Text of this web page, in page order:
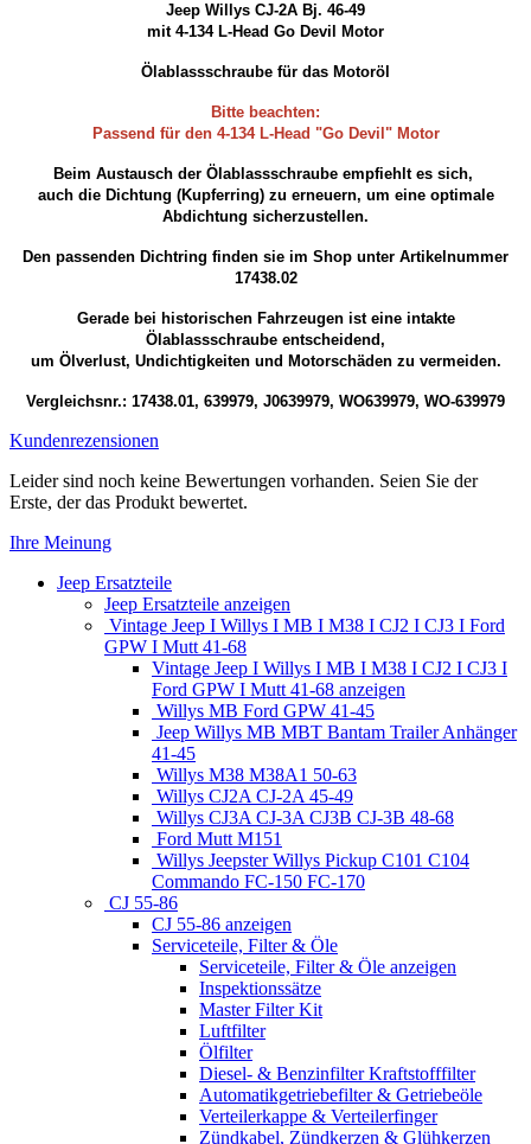
Jeep Willys CJ-2A Bj. 46-49
mit 4-134 L-Head Go Devil Motor
Ölablassschraube für das Motoröl
Bitte beachten:
Passend für den 4-134 L-Head "Go Devil" Motor
Beim Austausch der Ölablassschraube empfiehlt es sich,
auch die Dichtung (Kupferring) zu erneuern, um eine optimale
Abdichtung sicherzustellen.
Den passenden Dichtring finden sie im Shop unter Artikelnummer
17438.02
Gerade bei historischen Fahrzeugen ist eine intakte
Ölablassschraube entscheidend,
um Ölverlust, Undichtigkeiten und Motorschäden zu vermeiden.
Vergleichsnr.: 17438.01, 639979, J0639979, WO639979, WO-639979
Kundenrezensionen
Leider sind noch keine Bewertungen vorhanden. Seien Sie der
Erste, der das Produkt bewertet.
Ihre Meinung
Jeep Ersatzteile
Jeep Ersatzteile anzeigen
Vintage Jeep I Willys I MB I M38 I CJ2 I CJ3 I Ford
GPW I Mutt 41-68
Vintage Jeep I Willys I MB I M38 I CJ2 I CJ3 I
Ford GPW I Mutt 41-68 anzeigen
Willys MB Ford GPW 41-45
Jeep Willys MB MBT Bantam Trailer Anhänger
41-45
Willys M38 M38A1 50-63
Willys CJ2A CJ-2A 45-49
Willys CJ3A CJ-3A CJ3B CJ-3B 48-68
Ford Mutt M151
Willys Jeepster Willys Pickup C101 C104
Commando FC-150 FC-170
CJ 55-86
CJ 55-86 anzeigen
Serviceteile, Filter & Öle
Serviceteile, Filter & Öle anzeigen
Inspektionssätze
Master Filter Kit
Luftfilter
Ölfilter
Diesel- & Benzinfilter Kraftstofffilter
Automatikgetriebefilter & Getriebeöle
Verteilerkappe & Verteilerfinger
Zündkabel, Zündkerzen & Glühkerzen